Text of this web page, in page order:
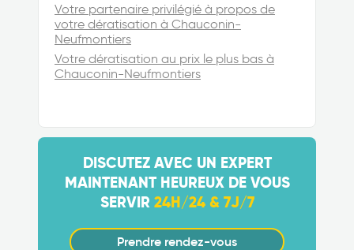
Votre partenaire privilégié à propos de
votre dératisation à Chauconin-
Neufmontiers
Votre dératisation au prix le plus bas à
Chauconin-Neufmontiers
DISCUTEZ AVEC UN EXPERT
MAINTENANT HEUREUX DE VOUS
SERVIR 24H/24 & 7J/7
Prendre rendez-vous